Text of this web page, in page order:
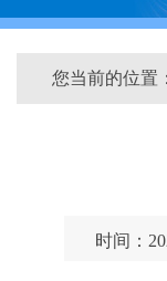
您当前的位置：
时间：